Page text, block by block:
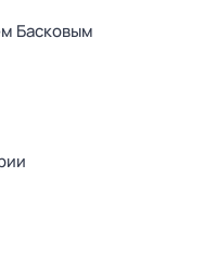
Басковым